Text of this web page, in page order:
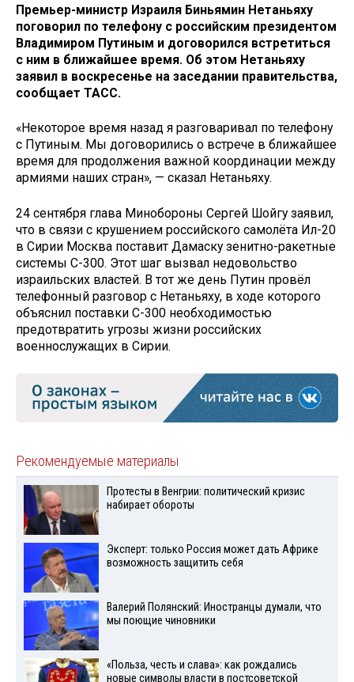
Премьер-министр Израиля Биньямин Нетаньяху
поговорил по телефону с российским президентом
Владимиром Путиным и договорился встретиться
с ним в ближайшее время. Об этом Нетаньяху
заявил в воскресенье на заседании правительства,
сообщает ТАСС.
«Некоторое время назад я разговаривал по телефону
с Путиным. Мы договорились о встрече в ближайшее
время для продолжения важной координации между
армиями наших стран», — сказал Нетаньяху.
24 сентября глава Минобороны Сергей Шойгу заявил,
что в связи с крушением российского самолёта Ил-20
в Сирии Москва поставит Дамаску зенитно-ракетные
системы С-300. Этот шаг вызвал недовольство
израильских властей. В тот же день Путин провёл
телефонный разговор с Нетаньяху, в ходе которого
объяснил поставки С-300 необходимостью
предотвратить угрозы жизни российских
военнослужащих в Сирии.
Рекомендуемые материалы
Протесты в Венгрии: политический кризис
набирает обороты
Эксперт: только Россия может дать Африке
возможность защитить себя
Валерий Полянский: Иностранцы думали, что
мы поющие чиновники
«Польза, честь и слава»: как рождались
новые символы власти в постсоветской